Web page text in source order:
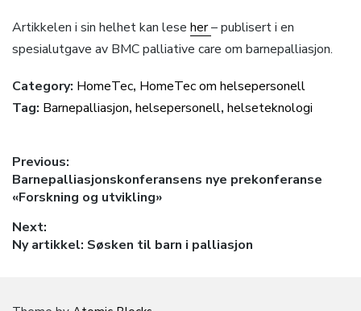
Artikkelen i sin helhet kan lese her– publisert i en
spesialutgave av BMC palliative care om barnepalliasjon.
Category: HomeTec, HomeTec om helsepersonell
Tag: Barnepalliasjon, helsepersonell, helseteknologi
Innleggsnavigasjon
Previous:
Previous
post:
Barnepalliasjonskonferansens nye prekonferanse
«Forskning og utvikling»
Next:
Next
Ny artikkel: Søsken til barn i palliasjon